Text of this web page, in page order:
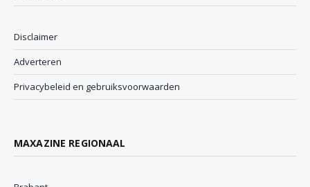
Disclaimer
Adverteren
Privacybeleid en gebruiksvoorwaarden
MAXAZINE REGIONAAL